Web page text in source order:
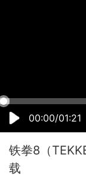
00:00/01:21
铁拳8（
载